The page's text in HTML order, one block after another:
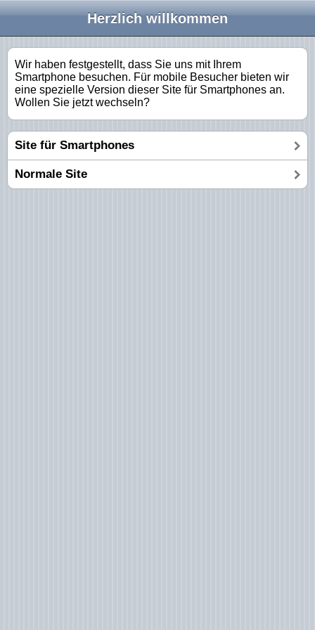
Herzlich willkommen
Wir haben festgestellt, dass Sie uns mit Ihrem
Smartphone besuchen. Für mobile Besucher bieten wir
eine spezielle Version dieser Site für Smartphones an.
Wollen Sie jetzt wechseln?
Site für Smartphones
Normale Site